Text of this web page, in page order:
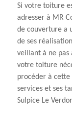
Si votre toiture
adresser à MR
de couverture a
de ses
veillant à ne pas
votre toiture
procéder à cette
services et ses
Sulpice Le